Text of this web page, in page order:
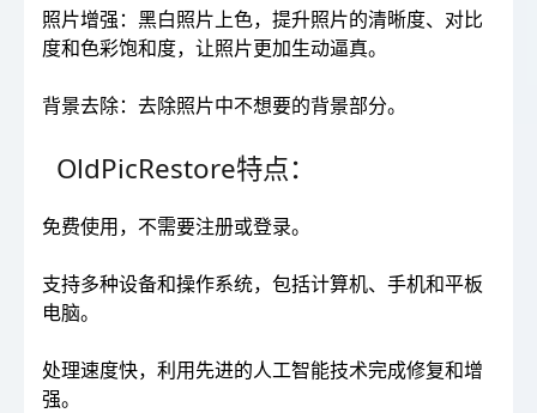
照片增强：黑白照片上色，提升照片的清晰度、对比
度和色彩饱和度，让照片更加生动逼真。
背景去除：去除照片中不想要的背景部分。
OldPicRestore特点：
免费使用，不需要注册或登录。
支持多种设备和操作系统，包括计算机、手机和平板
电脑。
处理速度快，利用先进的人工智能技术完成修复和增
强。